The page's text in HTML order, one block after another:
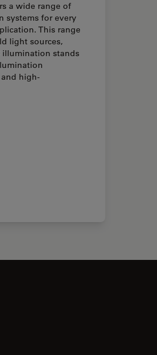
a wide range of
systems for every
This range
light sources,
illumination stands
high-